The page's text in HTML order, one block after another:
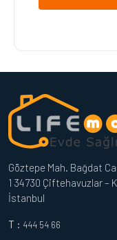
Göztepe Mah. Bağdat
1 34730 Çiftehavuzlar –
İstanbul
T : 444 54 66